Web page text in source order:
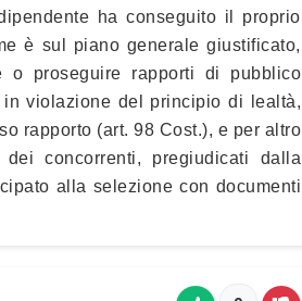
ha conseguito il proprio
è sul piano generale giustificato,
proseguire rapporti di pubblico
violazione del principio di lealtà,
rapporto (art. 98 Cost.), e per altro
dei concorrenti, pregiudicati dalla
alla selezione con documenti